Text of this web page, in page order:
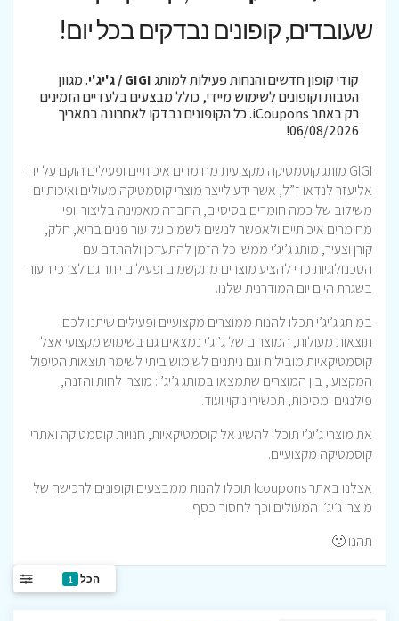
שעובדים, קופונים נבדקים בכל יום!
קודי קופון חדשים והנחות פעילות למותגGIGI / ג'יג'י
. מגוון
הטבות וקופונים לשימוש מיידי, כולל מבצעים בלעדיים הזמינים
רק באתר iCoupons. כל הקופונים נבדקו לאחרונה בתאריך
06/08/2026!
GIGI מותג קוסמטיקה מקצועית מחומרים איכותיים ופעילים הוקם על ידי
אליעזר לנדאו ז”ל, אשר ידע לייצר מוצרי קוסמטיקה מעולים ואיכותיים
משילוב של כמה חומרים בסיסיים, החברה מאמינה בליצור יופי
מחומרים איכותיים ולאפשר לנשים לשמוכ על עור פנים בריא, חלק,
קורן וצעיר, מותג ג’יג’י ממשי כל הזמן להתעדכן ולהתדם עם
הטכנולוגיות כדי להציע מוצרים מתקשמים ופעילים יותר גם לצרכי העור
בשגרת היום יום המודרנית שלנו.
במותג ג’יג’י תכלו להנות ממוצרים מקצועיים ופעילים שיתנו לכם
תוצאות מעולות, המוצרים של ג’יג’י נמצאים גם בשימוש מקצועי אצל
קוסמטיקאיות מובילות וגם ניתנים לשימוש ביתי לשימר תוצאות הטיפול
המקצועי, בין המוצרים שתמצאו במותג ג’יג’י: מוצרי לחות והזנה,
פילנגים ומסיכות, תכשירי ניקוי ועוד..
את מוצרי ג’יג’י תוכלו להשיג אל קוסמטיקאיות, חנויות קוסמטיקה ואתרי
קוסמטיקה מקצועיים.
אצלנו באתר Icoupons תוכלו להנות ממבצעים וקופונים לרכישה של
מוצרי ג’יג’י המעולים וכך לחסוך כסף.
תהנו 🙂
הכל 1